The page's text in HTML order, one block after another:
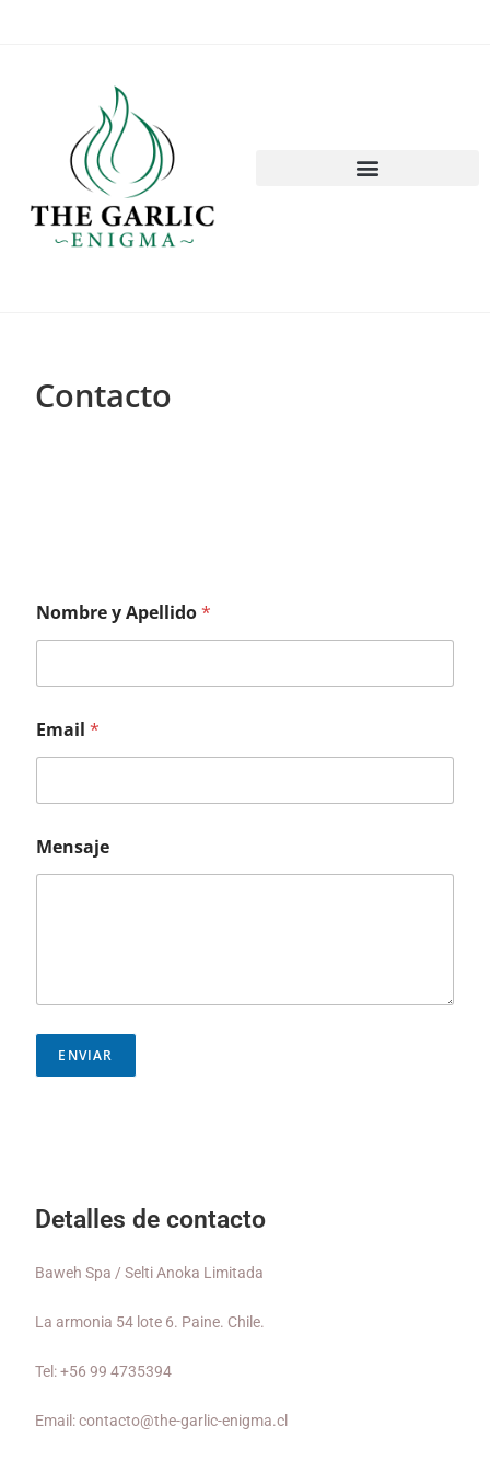
Contacto
Nombre y Apellido*
Email*
Mensaje
ENVIAR
Detalles de contacto
Baweh Spa / Selti Anoka Limitada
La armonia 54 lote 6. Paine. Chile.
Tel: +56 99 4735394
Email: contacto@the-garlic-enigma.cl